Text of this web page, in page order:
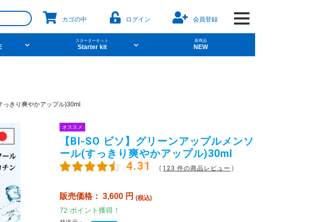
爆煙 vaporesso
ニコチンソルト POD型VAPE
アメリカ・カナダ製
カゴの中 ログイン 会員登録
スターターキット
Starter kit
新商品
NEW
っきり爽やかアップル)30ml
オススメ
【BI-SO ビソ】グリーンアップルメンソ
ール(すっきり爽やかアップル)30ml
4.31 （ 123 件の商品レビュー ）
販売価格： 3,600 円(税込)
72ポイント獲得！